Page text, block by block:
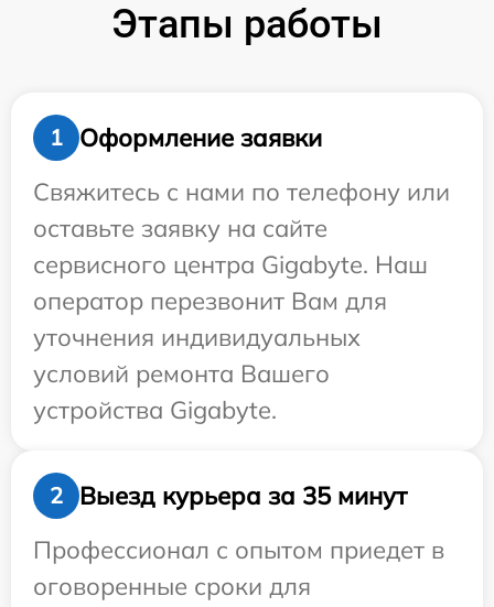
Этапы работы
1
Оформление заявки
Свяжитесь с нами по телефону или
оставьте заявку на сайте
сервисного центра Gigabyte. Наш
оператор перезвонит Вам для
уточнения индивидуальных
условий ремонта Вашего
устройства Gigabyte.
2
Выезд курьера за 35 минут
Профессионал с опытом приедет в
оговоренные сроки для